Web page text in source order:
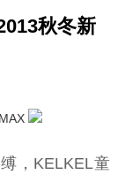
秋冬新
，KELKEL童